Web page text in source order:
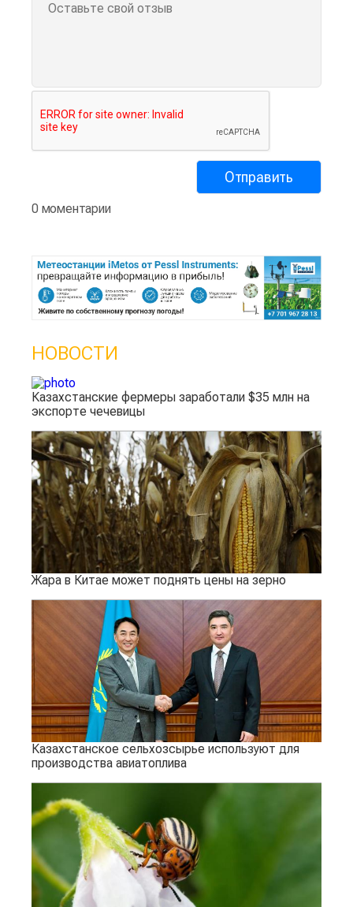
0 моментарии
НОВОСТИ
Казахстанские фермеры заработали $35 млн на
экспорте чечевицы
Жара в Китае может поднять цены на зерно
Казахстанское сельхозсырье используют для
производства авиатоплива